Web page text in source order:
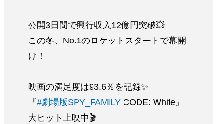
公開3日間で興行収入12億円突破💥
この冬、No.1のロケットスタートで幕開
け！
映画の満足度は93.6％を記録✨
『#劇場版SPY_FAMILY CODE: White』
大ヒット上映中🎬